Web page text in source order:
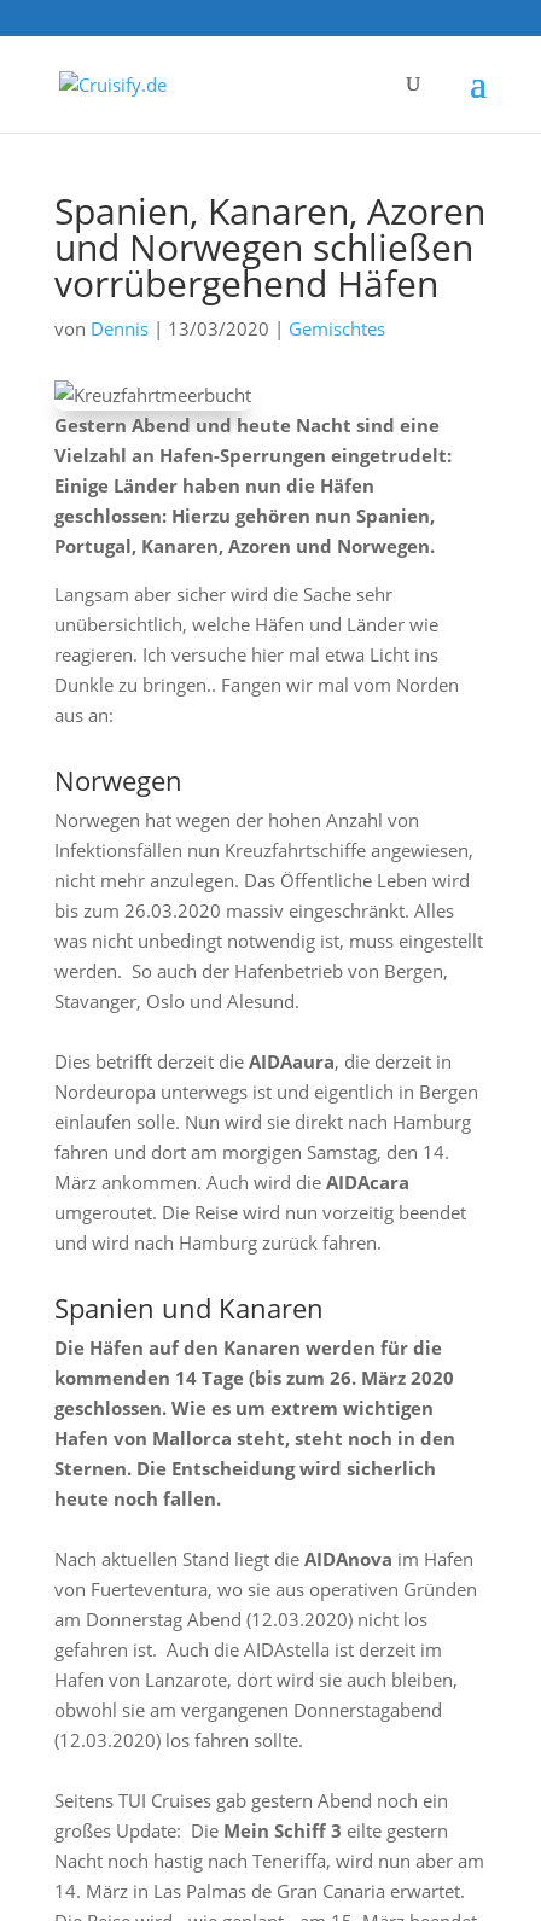
Spanien, Kanaren, Azoren
und Norwegen schließen
vorrübergehend Häfen
von Dennis| 13/03/2020 | Gemischtes
Gestern Abend und heute Nacht sind eine
Vielzahl an Hafen-Sperrungen eingetrudelt:
Einige Länder haben nun die Häfen
geschlossen: Hierzu gehören nun Spanien,
Portugal, Kanaren, Azoren und Norwegen.
Langsam aber sicher wird die Sache sehr
unübersichtlich, welche Häfen und Länder wie
reagieren. Ich versuche hier mal etwa Licht ins
Dunkle zu bringen.. Fangen wir mal vom Norden
aus an:
Norwegen
Norwegen hat wegen der hohen Anzahl von
Infektionsfällen nun Kreuzfahrtschiffe angewiesen,
nicht mehr anzulegen. Das Öffentliche Leben wird
bis zum 26.03.2020 massiv eingeschränkt. Alles
was nicht unbedingt notwendig ist, muss eingestellt
werden. So auch der Hafenbetrieb von Bergen,
Stavanger, Oslo und Alesund.
Dies betrifft derzeit die AIDAaura, die derzeit in
Nordeuropa unterwegs ist und eigentlich in Bergen
einlaufen solle. Nun wird sie direkt nach Hamburg
fahren und dort am morgigen Samstag, den 14.
März ankommen. Auch wird die AIDAcara
umgeroutet. Die Reise wird nun vorzeitig beendet
und wird nach Hamburg zurück fahren.
Spanien und Kanaren
Die Häfen auf den Kanaren werden für die
kommenden 14 Tage (bis zum 26. März 2020
geschlossen. Wie es um extrem wichtigen
Hafen von Mallorca steht, steht noch in den
Sternen. Die Entscheidung wird sicherlich
heute noch fallen.
Nach aktuellen Stand liegt die AIDAnova im Hafen
von Fuerteventura, wo sie aus operativen Gründen
am Donnerstag Abend (12.03.2020) nicht los
gefahren ist. Auch die AIDAstella ist derzeit im
Hafen von Lanzarote, dort wird sie auch bleiben,
obwohl sie am vergangenen Donnerstagabend
(12.03.2020) los fahren sollte.
Seitens TUI Cruises gab gestern Abend noch ein
großes Update: Die Mein Schiff 3 eilte gestern
Nacht noch hastig nach Teneriffa, wird nun aber am
14. März in Las Palmas de Gran Canaria erwartet.